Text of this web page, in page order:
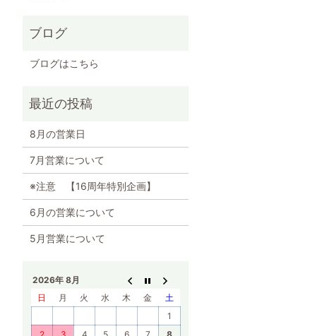
ブログ
ブログはこちら
8月の営業日
7月営業について
※注意 【16周年特別企画】
6月の営業について
5月営業について
2026年 8月
日
月 火 水 木 金
土
1